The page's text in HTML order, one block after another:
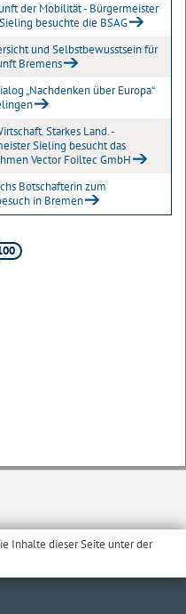
der Mobilität - Bürgermeister
besuchte die BSAG
und Selbstbewusstsein für
Bremens
„Nachdenken über Europa“
Starkes Land. -
Sieling besucht das
Vector Foiltec GmbH
Botschafterin zum
in Bremen
Inhalte dieser Seite unter der